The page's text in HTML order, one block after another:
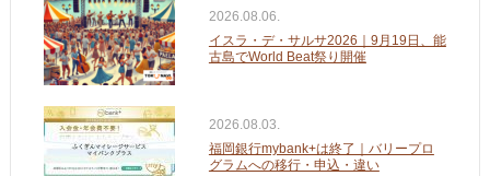
2026.08.06.
イスラ・デ・サルサ2026｜9月19日、能
古島でWorld Beat祭り開催
2026.08.03.
福岡銀行mybank+は終了｜バリープロ
グラムへの移行・申込・違い